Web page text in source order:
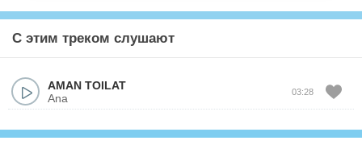
С этим треком слушают
AMAN TOILAT
Ana
03:28